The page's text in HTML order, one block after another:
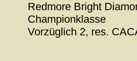
Redmore Bright
Championklasse
Vorzüglich 2, res.